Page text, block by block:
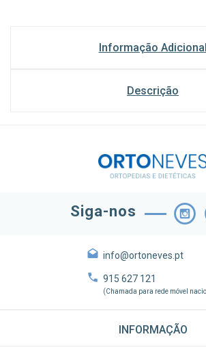
Informação Adicional
Descrição
Siga-nos
info@ortoneves.pt
915 627 121
(Chamada para rede móvel
INFORMAÇÃO